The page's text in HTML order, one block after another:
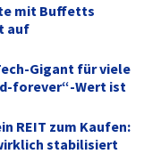
mit Buffetts
auf
Gigant für viele
forever“-Wert ist
REIT zum Kaufen:
stabilisiert